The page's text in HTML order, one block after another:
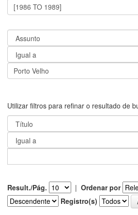
Utilizar filtros para refinar o resultado de
Result./Pág. | Ordenar por
Registro(s)